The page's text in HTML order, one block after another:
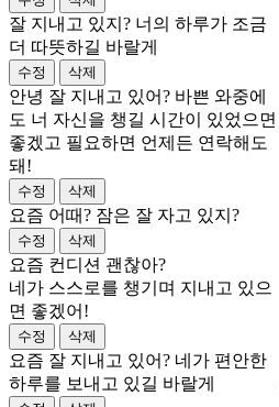
잘 지내고 있지? 너의 하루가 조금
더 따뜻하길 바랄게
안녕 잘 지내고 있어? 바쁜 와중에
도 너 자신을 챙길 시간이 있었으면
좋겠고 필요하면 언제든 연락해도
돼!
요즘 어때? 잠은 잘 자고 있지?
요즘 컨디션 괜찮아?
네가 스스로를 챙기며 지내고 있으
면 좋겠어!
요즘 잘 지내고 있어? 네가 편안한
하루를 보내고 있길 바랄게